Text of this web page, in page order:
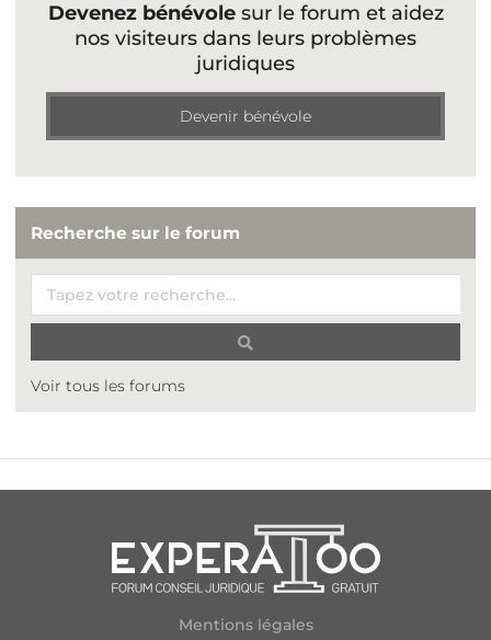
Devenez bénévolesur le forum et aidez
nos visiteurs dans leurs problèmes
juridiques
Devenir bénévole
Recherche sur le forum
Voir tous les forums
Mentions légales